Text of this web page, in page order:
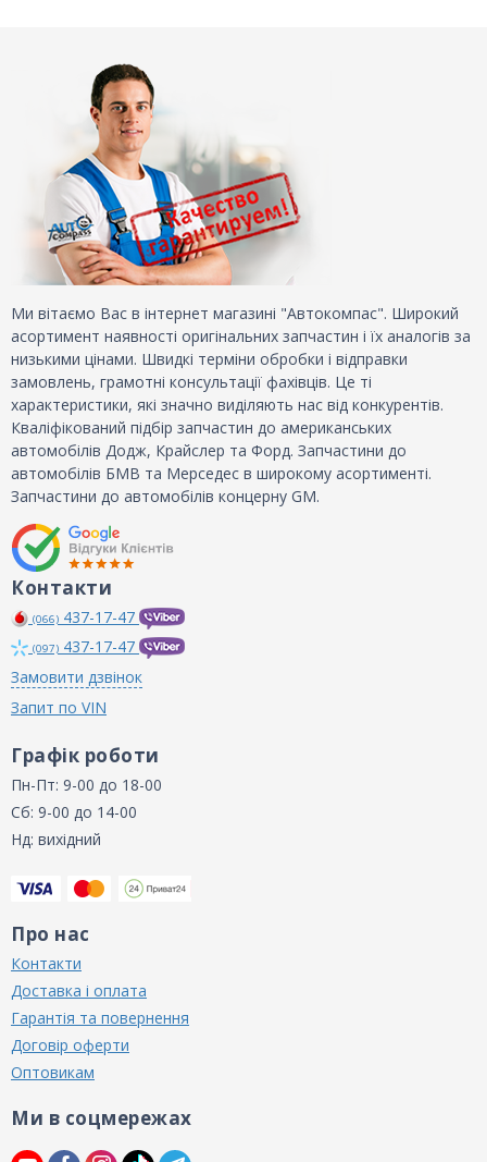
Ми вітаємо Вас в інтернет магазині "Автокомпас". Широкий
асортимент наявності оригінальних запчастин і їх аналогів за
низькими цінами. Швидкі терміни обробки і відправки
замовлень, грамотні консультації фахівців. Це ті
характеристики, які значно виділяють нас від конкурентів.
Кваліфікований підбір запчастин до американських
автомобілів Додж, Крайслер та Форд. Запчастини до
автомобілів БМВ та Мерседес в широкому асортименті.
Запчастини до автомобілів концерну GM.
Контакти
(066) 437-17-47
(097) 437-17-47
Замовити дзвінок
Запит по VIN
Графік роботи
Пн-Пт: 9-00 до 18-00
Сб: 9-00 до 14-00
Нд: вихідний
Про нас
Контакти
Доставка і оплата
Гарантія та повернення
Договір оферти
Оптовикам
Ми в соцмережах